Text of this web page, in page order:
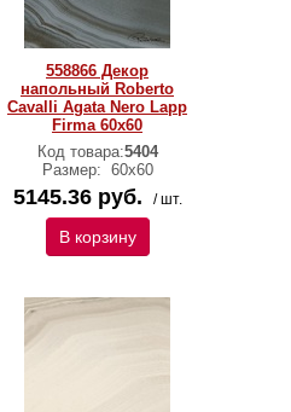
558866 Декор
напольный Roberto
Cavalli Agata Nero Lapp
Firma 60x60
Код товара:5404
Размер: 60х60
5145.36 руб. / шт.
В корзину